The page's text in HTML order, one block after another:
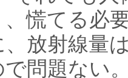
、慌てる必
放射線量
問題ない